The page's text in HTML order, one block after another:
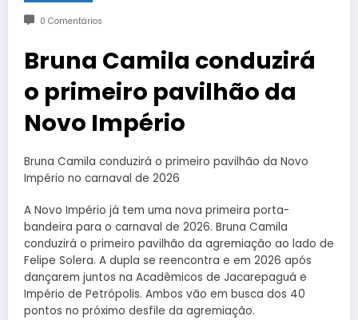
0 Comentários
Bruna Camila conduzirá
o primeiro pavilhão da
Novo Império
Bruna Camila conduzirá o primeiro pavilhão da Novo
Império no carnaval de 2026
A Novo Império já tem uma nova primeira porta-
bandeira para o carnaval de 2026. Bruna Camila
conduzirá o primeiro pavilhão da agremiação ao lado de
Felipe Solera. A dupla se reencontra e em 2026 após
dançarem juntos na Acadêmicos de Jacarepaguá e
Império de Petrópolis. Ambos vão em busca dos 40
pontos no próximo desfile da agremiação.